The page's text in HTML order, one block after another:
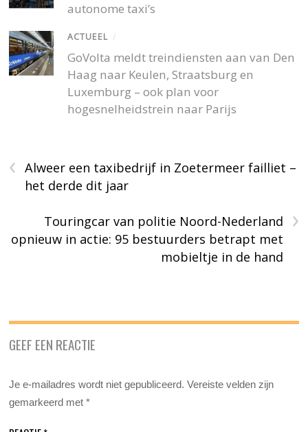
autonome taxi’s
ACTUEEL /
GoVolta meldt treindiensten aan van Den
Haag naar Keulen, Straatsburg en
Luxemburg – ook plan voor
hogesnelheidstrein naar Parijs
‹
Alweer een taxibedrijf in Zoetermeer failliet –
het derde dit jaar
›
Touringcar van politie Noord-Nederland
opnieuw in actie: 95 bestuurders betrapt met
mobieltje in de hand
GEEF EEN REACTIE
Je e-mailadres wordt niet gepubliceerd. Vereiste velden zijn
gemarkeerd met*